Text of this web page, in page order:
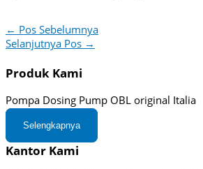
← Pos Sebelumnya
Selanjutnya Pos →
Produk Kami
Pompa Dosing Pump OBL original Italia
Selengkapnya
Kantor Kami